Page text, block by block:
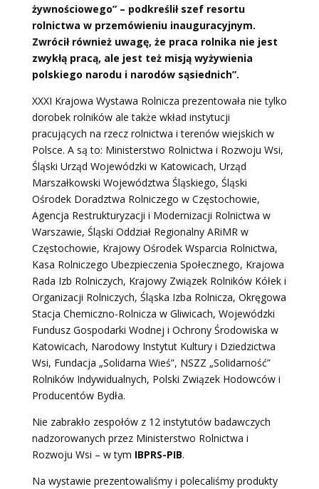
żywnościowego” – podkreślił szef resortu
rolnictwa w przemówieniu inauguracyjnym.
Zwrócił również uwagę, że praca rolnika nie jest
zwykłą pracą, ale jest też misją wyżywienia
polskiego narodu i narodów sąsiednich”.
XXXI Krajowa Wystawa Rolnicza prezentowała nie tylko
dorobek rolników ale także wkład instytucji
pracujących na rzecz rolnictwa i terenów wiejskich w
Polsce. A są to: Ministerstwo Rolnictwa i Rozwoju Wsi,
Śląski Urząd Wojewódzki w Katowicach, Urząd
Marszałkowski Województwa Śląskiego, Śląski
Ośrodek Doradztwa Rolniczego w Częstochowie,
Agencja Restrukturyzacji i Modernizacji Rolnictwa w
Warszawie, Śląski Oddział Regionalny ARiMR w
Częstochowie, Krajowy Ośrodek Wsparcia Rolnictwa,
Kasa Rolniczego Ubezpieczenia Społecznego, Krajowa
Rada Izb Rolniczych, Krajowy Związek Rolników Kółek i
Organizacji Rolniczych, Śląska Izba Rolnicza, Okręgowa
Stacja Chemiczno-Rolnicza w Gliwicach, Wojewódzki
Fundusz Gospodarki Wodnej i Ochrony Środowiska w
Katowicach, Narodowy Instytut Kultury i Dziedzictwa
Wsi, Fundacja „Solidarna Wieś”, NSZZ „Solidarność”
Rolników Indywidualnych, Polski Związek Hodowców i
Producentów Bydła.
Nie zabrakło zespołów z 12 instytutów badawczych
nadzorowanych przez Ministerstwo Rolnictwa i
Rozwoju Wsi – w tym IBPRS-PIB.
Na wystawie prezentowaliśmy i polecaliśmy produkty